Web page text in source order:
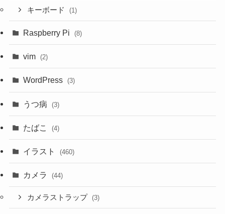
キーボード (1)
Raspberry Pi (8)
vim (2)
WordPress (3)
うつ病 (3)
たばこ (4)
イラスト (460)
カメラ (44)
カメラストラップ (3)